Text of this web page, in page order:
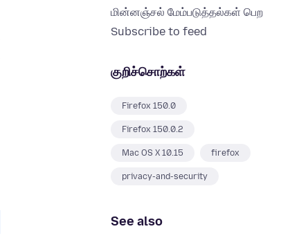
மின்னஞ்சல் மேம்படுத்தல்கள் பெற
Subscribe to feed
குறிச்சொற்கள்
Firefox 150.0
Firefox 150.0.2
Mac OS X 10.15 firefox
privacy-and-security
See also